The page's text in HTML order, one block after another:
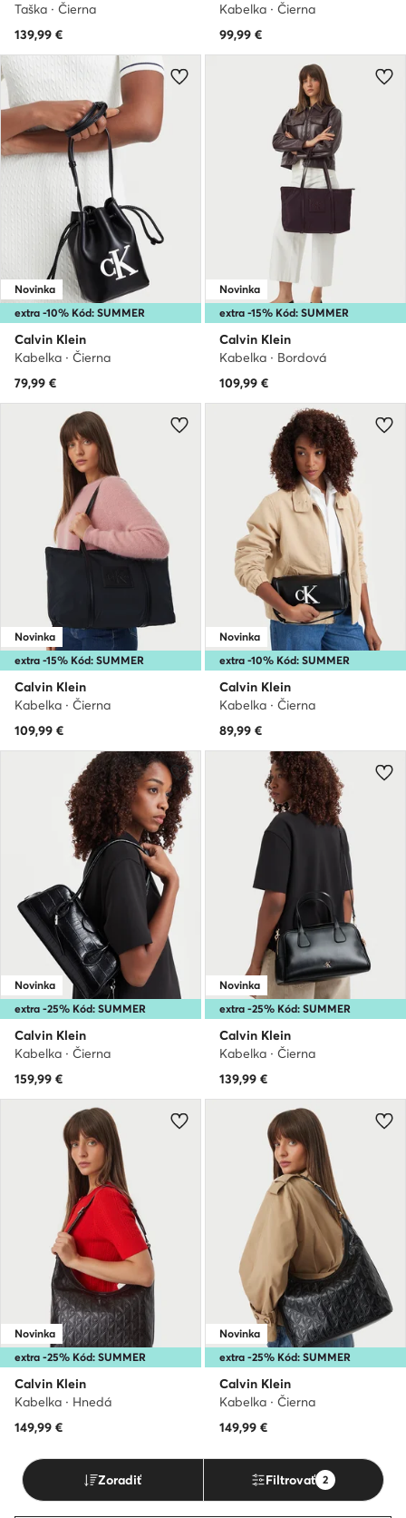
Taška · Čierna
139,99 €
Kabelka · Čierna
99,99 €
extra -10% Kód: SUMMER
Novinka
Calvin Klein
Kabelka · Čierna
79,99 €
extra -15% Kód: SUMMER
Novinka
Calvin Klein
Kabelka · Bordová
109,99 €
extra -15% Kód: SUMMER
Novinka
Calvin Klein
Kabelka · Čierna
109,99 €
extra -10% Kód: SUMMER
Novinka
Calvin Klein
Kabelka · Čierna
89,99 €
extra -25% Kód: SUMMER
Novinka
Calvin Klein
Kabelka · Čierna
159,99 €
extra -25% Kód: SUMMER
Novinka
Calvin Klein
Kabelka · Čierna
139,99 €
extra -25% Kód: SUMMER
Novinka
Calvin Klein
Kabelka · Hnedá
149,99 €
extra -25% Kód: SUMMER
Novinka
Calvin Klein
Kabelka · Čierna
149,99 €
Zoradiť Filtrovať 2